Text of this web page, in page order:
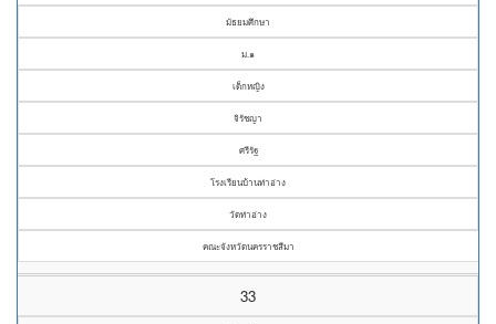
มัธยมศึกษา
ม.๑
เด็กหญิง
จิรัชญา
ศรีรัฐ
โรงเรียนบ้านท่าอ่าง
วัดท่าอ่าง
คณะจังหวัดนครราชสีมา
33